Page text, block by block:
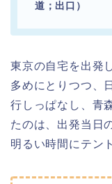
道；出口）
東京の自宅を出発
多めにとりつつ、
行しっぱなし、青
たのは、出発当日
明るい時間にテン